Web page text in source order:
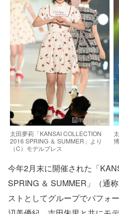
太田夢莉「KANSAI COLLECTION
2016 SPRING ＆ SUMMER」より
（C）モデルプレス
今年2月末に開催された「
SPRING ＆ SUMMER」（通
ストとしてグループでパフォ